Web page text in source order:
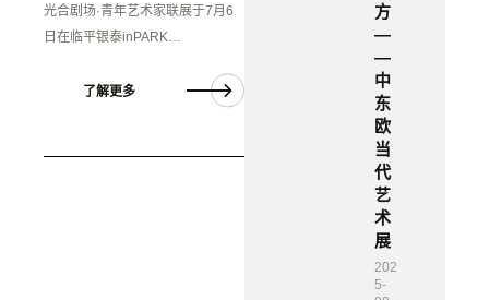
光合剧场·青年艺术家联展于7月6
日在临平银泰inPARK…
了解更多
方
—
—
中
东
欧
当
代
艺
术
展
202
5-